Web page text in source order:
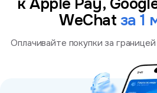
WeChat за 1
Оплачивайте покупки за